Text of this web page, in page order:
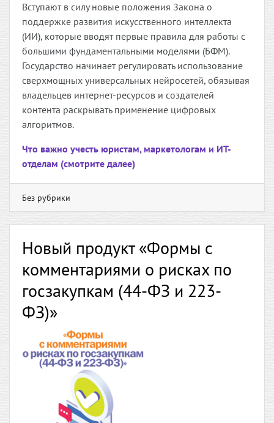
Вступают в силу новые положения Закона о
поддержке развития искусственного интеллекта
(ИИ), которые вводят первые правила для работы с
большими фундаментальными моделями (БФМ).
Государство начинает регулировать использование
сверхмощных универсальных нейросетей, обязывая
владельцев интернет-ресурсов и создателей
контента раскрывать применение цифровых
алгоритмов.
Что важно учесть юристам, маркетологам и ИТ-
отделам (смотрите далее)
Без рубрики
Новый продукт «Формы с
комментариями о рисках по
госзакупкам (44-ФЗ и 223-
ФЗ)»